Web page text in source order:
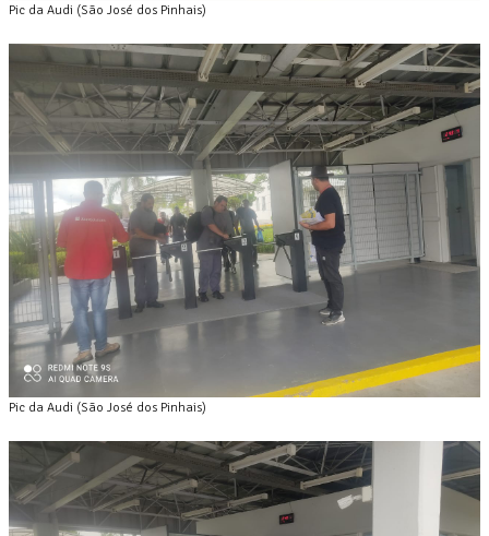
Pic da Audi (São José dos Pinhais)
Pic da Audi (São José dos Pinhais)